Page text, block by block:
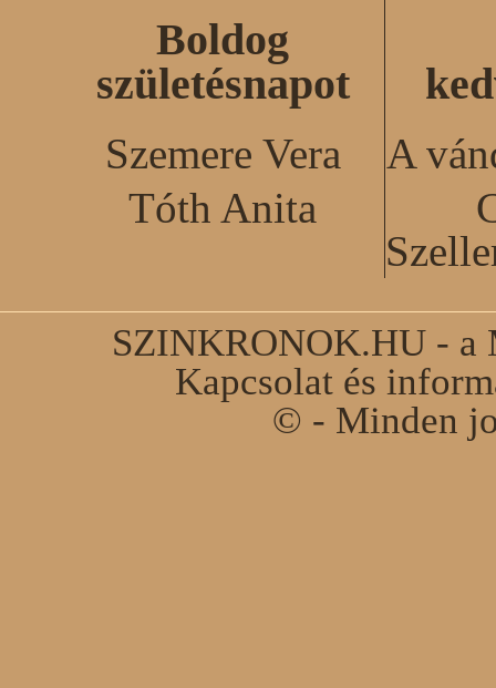
Boldog
születésnapot
Szemere Vera
Tóth Anita
A
SZINKRONOK.HU - a
Kapcsolat és
© - Minden